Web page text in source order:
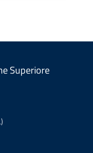
Superiore